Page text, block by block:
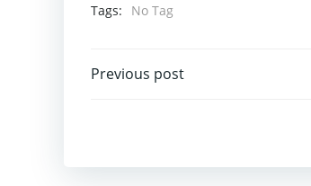
Tags:
No Tag
Post
Previous post